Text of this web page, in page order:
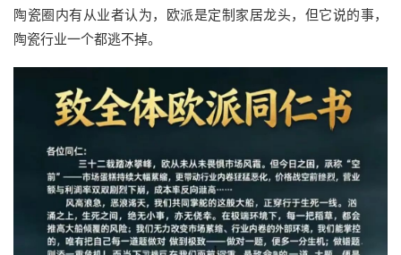
陶瓷圈内有从业者认为，欧派是定制家居龙头，但它说的事，
陶瓷行业一个都逃不掉。